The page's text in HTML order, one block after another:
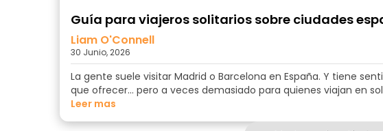
Guía para viajeros solitarios sobre ciudades
Liam O'Connell
30 Junio, 2026
La gente suele visitar Madrid o Barcelona en España. Y tiene
que ofrecer… pero a veces demasiado para quienes viajan en
Leer mas